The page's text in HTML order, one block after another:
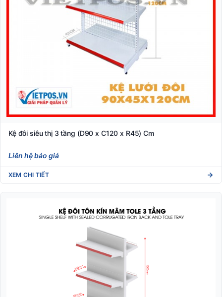
Kệ đôi siêu thị 3 tầng (D90 x C120 x R45) Cm
Liên hệ báo giá
XEM CHI TIẾT